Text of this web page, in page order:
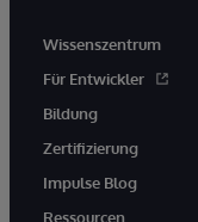
Wissenszentrum
Für Entwickler
Bildung
Zertifizierung
Impulse Blog
Ressourcen